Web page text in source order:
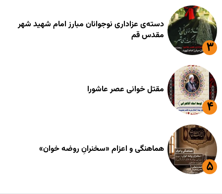
دسته‌ی عزاداری نوجوانان مبارز امام شهید شهر
مقدس قم
مقتل خوانی عصر عاشورا
هماهنگی و اعزام «سخنرانِ روضه خوان»